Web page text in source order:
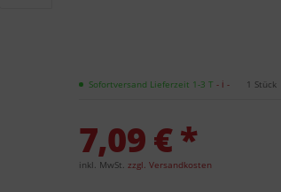
Sofortversand Lieferzeit 1-3 T - ℹ - 1 Stück
7,09 € *
inkl. MwSt. zzgl. Versandkosten